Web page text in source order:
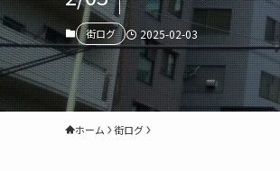
街ログ 2025-02-03
ホーム 街ログ